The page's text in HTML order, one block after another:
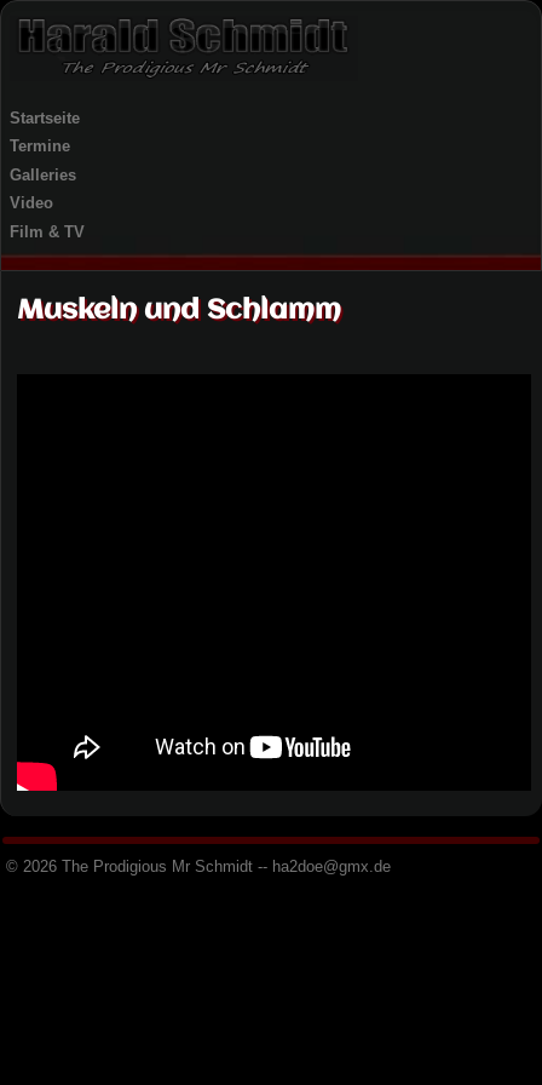
Startseite
Termine
Galleries
Video
Film & TV
Muskeln und Schlamm
© 2026 The Prodigious Mr Schmidt -- ha2doe@gmx.de